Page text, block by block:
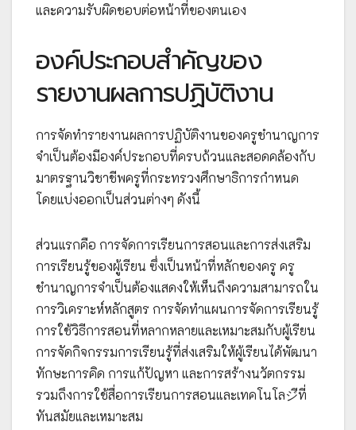
และความรับผิดชอบต่อหน้าที่ของตนเอง
องค์ประกอบสำคัญของ
รายงานผลการปฏิบัติงาน
การจัดทำรายงานผลการปฏิบัติงานของครูชำนาญการ
จำเป็นต้องมีองค์ประกอบที่ครบถ้วนและสอดคล้องกับ
มาตรฐานวิชาชีพครูที่กระทรวงศึกษาธิการกำหนด
โดยแบ่งออกเป็นส่วนต่างๆ ดังนี้
ส่วนแรกคือ การจัดการเรียนการสอนและการส่งเสริม
การเรียนรู้ของผู้เรียน ซึ่งเป็นหน้าที่หลักของครู ครู
ชำนาญการจำเป็นต้องแสดงให้เห็นถึงความสามารถใน
การวิเคราะห์หลักสูตร การจัดทำแผนการจัดการเรียนรู้
การใช้วิธีการสอนที่หลากหลายและเหมาะสมกับผู้เรียน
การจัดกิจกรรมการเรียนรู้ที่ส่งเสริมให้ผู้เรียนได้พัฒนา
ทักษะการคิด การแก้ปัญหา และการสร้างนวัตกรรม
รวมถึงการใช้สื่อการเรียนการสอนและเทคโนโลジีที่
ทันสมัยและเหมาะสม